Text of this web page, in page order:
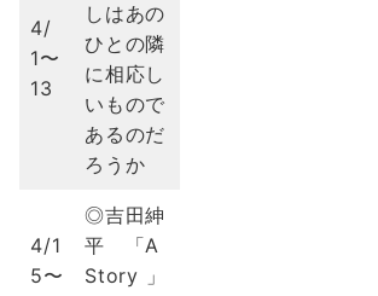
4/
1〜
13
しはあの
ひとの隣
に相応し
いもので
あるのだ
ろうか
4/1
5〜
◎吉田紳
平 「A
Story 」